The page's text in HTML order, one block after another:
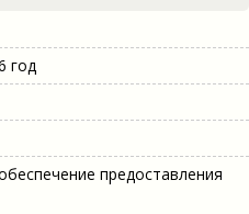
год
предоставления